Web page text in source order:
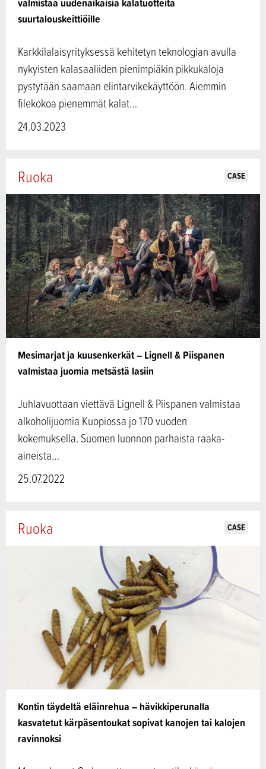
BIOTALOUSSIHTEERISTÖ ›
suurtalouskeittiöille
Karkkilalaisyrityksessä kehitetyn teknologian avulla
nykyisten kalasaaliiden pienimpiäkin pikkukaloja
pystytään saamaan elintarvikekäyttöön. Aiemmin
filekokoa pienemmät kalat…
24.03.2023
Mesimarjat ja kuusenkerkät – Lignell & Piispanen
valmistaa juomia metsästä lasiin
Ruoka CASE
Juhlavuottaan viettävä Lignell & Piispanen valmistaa
alkoholijuomia Kuopiossa jo 170 vuoden
kokemuksella. Suomen luonnon parhaista raaka-
aineista…
25.07.2022
Kontin täydeltä eläinrehua – hävikkiperunalla
kasvatetut kärpäsentoukat sopivat kanojen tai kalojen
ravinnoksi
Ruoka CASE